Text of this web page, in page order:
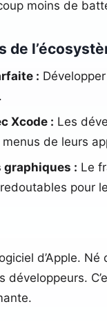
moins de
de
:
Xcode : Les
de leurs
graphiques : Le
pour
d’Apple.
développeurs.